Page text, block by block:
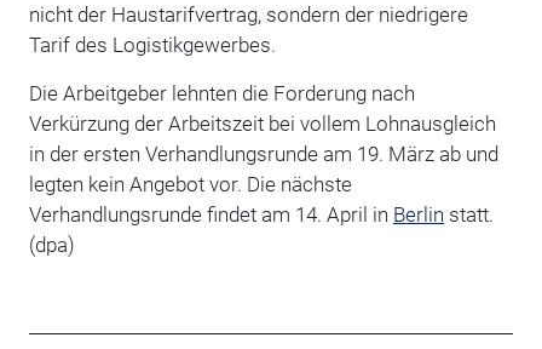
nicht der Haustarifvertrag, sondern der niedrigere
Tarif des Logistikgewerbes.
Die Arbeitgeber lehnten die Forderung nach
Verkürzung der Arbeitszeit bei vollem Lohnausgleich
in der ersten Verhandlungsrunde am 19. März ab und
legten kein Angebot vor. Die nächste
Verhandlungsrunde findet am 14. April in Berlin statt.
(dpa)